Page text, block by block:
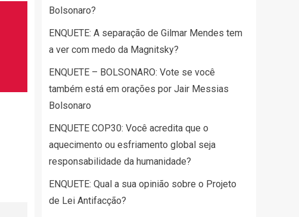
Bolsonaro?
ENQUETE: A separação de Gilmar Mendes tem
a ver com medo da Magnitsky?
ENQUETE – BOLSONARO: Vote se você
também está em orações por Jair Messias
Bolsonaro
ENQUETE COP30: Você acredita que o
aquecimento ou esfriamento global seja
responsabilidade da humanidade?
ENQUETE: Qual a sua opinião sobre o Projeto
de Lei Antifacção?